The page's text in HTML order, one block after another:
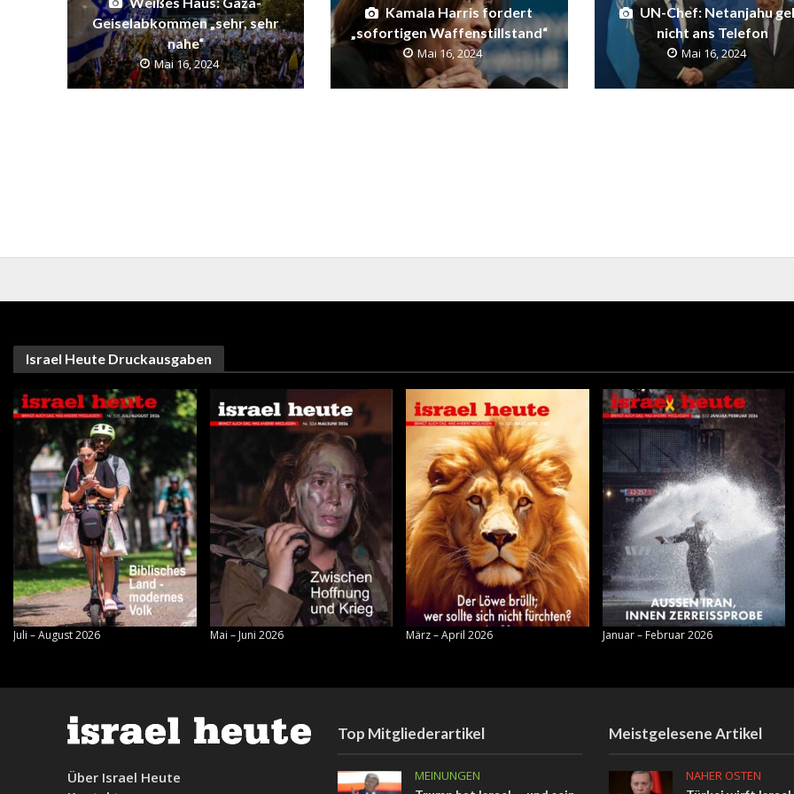
Geiselabkommen „sehr, sehr
nahe“
Mai 16, 2024
Kamala Harris fordert
„sofortigen Waffenstillstand“
Mai 16, 2024
UN-Chef: Netanjahu
nicht ans Telefon
Mai 16, 2024
Israel Heute Druckausgaben
Juli – August 2026 Mai – Juni 2026 März – April 2026 Januar – Februar 2026
Über Israel Heute
Top Mitgliederartikel
MEINUNGEN
Meistgelesene Artikel
NAHER OSTEN